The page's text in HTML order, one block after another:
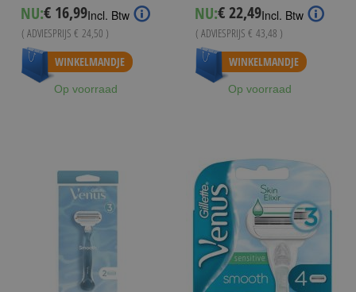
NU:Special
Price
€ 16,99Incl. Btw
( ADVIESPRIJS € 24,50 )
WINKELMANDJE
Op voorraad
NU:Special
Price
€ 22,49Incl. Btw
( ADVIESPRIJS € 43,48 )
Vanaf € 21,99
WINKELMANDJE
Op voorraad